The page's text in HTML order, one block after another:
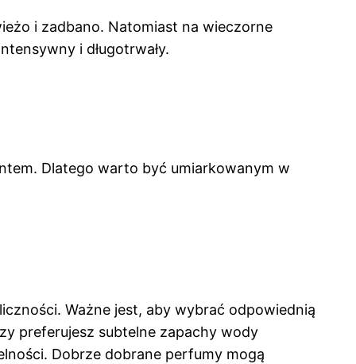
i zadbano. Natomiast na wieczorne
i długotrwały.
Dlatego warto być umiarkowanym w
Ważne jest, aby wybrać odpowiednią
preferujesz subtelne zapachy wody
Dobrze dobrane perfumy mogą